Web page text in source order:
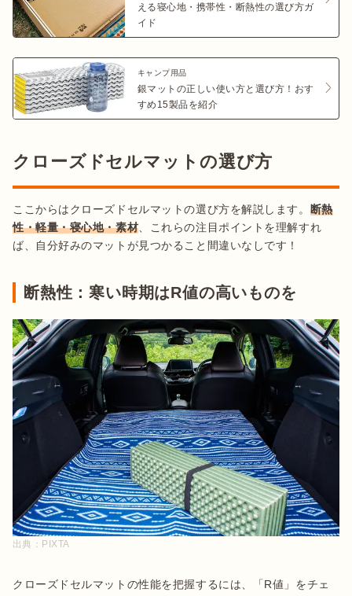
える寝心地・携帯性・断熱性の選び方ガ
イド
キャンプ用品
銀マットの正しい使い方と選び方！おす
すめ15製品を紹介
クローズドセルマットの選び方
ここからはクローズドセルマットの選び方を解説します。 断熱
性・軽量・寝心地・素材 、これらの注目ポイントを理解すれ
ば、自分好みのマットが見つかること間違いなしです！
断熱性：寒い時期はR値の高いものを
出典： PIXTA
クローズドセルマットの性能を把握するには、「R値」をチェ